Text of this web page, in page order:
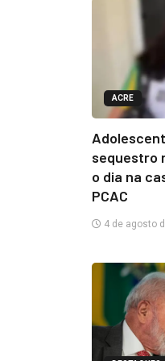
ACRE
sequestro
o dia na
PCAC
4 de agosto